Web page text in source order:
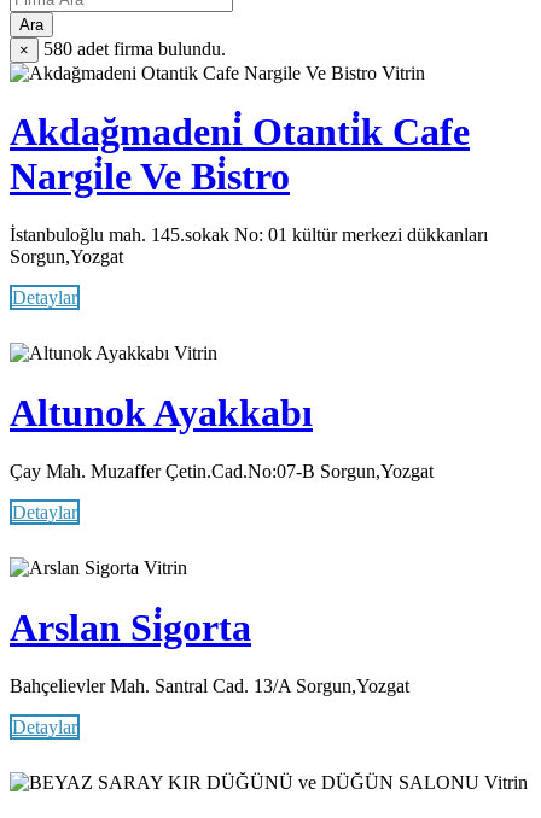
Ara
×
580 adet firma bulundu.
Vitrin
Akdağmadeni̇ Otanti̇k Cafe
Nargi̇le Ve Bi̇stro
İstanbuloğlu mah. 145.sokak No: 01 kültür merkezi dükkanları
Sorgun,Yozgat
Detaylar
Vitrin
Altunok Ayakkabı
Çay Mah. Muzaffer Çetin.Cad.No:07-B Sorgun,Yozgat
Detaylar
Vitrin
Arslan Si̇gorta
Bahçelievler Mah. Santral Cad. 13/A Sorgun,Yozgat
Detaylar
Vitrin